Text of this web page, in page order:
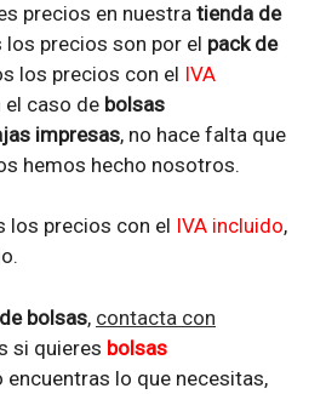
precios en nuestra tienda de
los precios son por el pack de
los precios con el IVA
el caso de bolsas
impresas, no hace falta que
hemos hecho nosotros.
los precios con el IVA incluido,
bolsas, contacta con
si quieres bolsas
encuentras lo que necesitas,